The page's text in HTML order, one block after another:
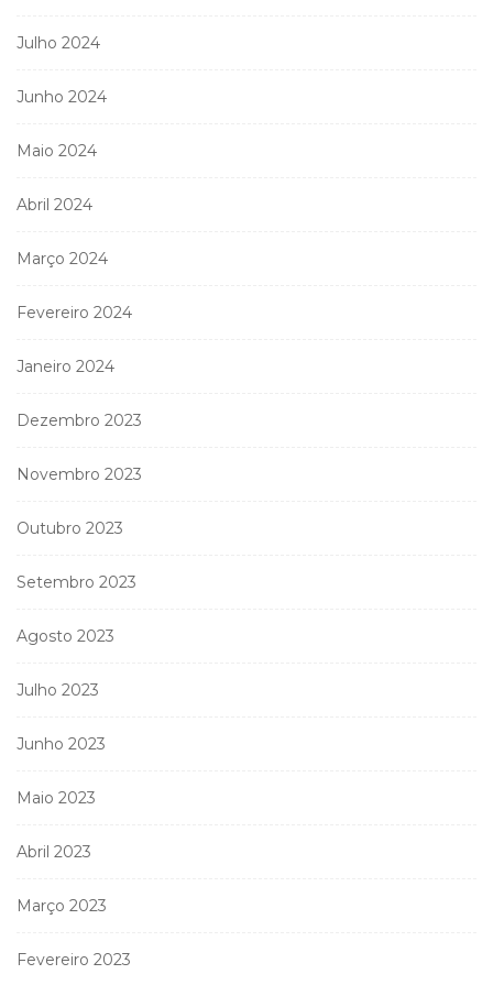
Julho 2024
Junho 2024
Maio 2024
Abril 2024
Março 2024
Fevereiro 2024
Janeiro 2024
Dezembro 2023
Novembro 2023
Outubro 2023
Setembro 2023
Agosto 2023
Julho 2023
Junho 2023
Maio 2023
Abril 2023
Março 2023
Fevereiro 2023